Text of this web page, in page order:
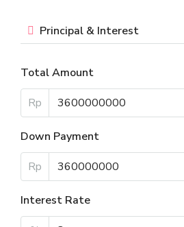
Principal & Interest
Total Amount
Rp
Down Payment
Rp
Interest Rate